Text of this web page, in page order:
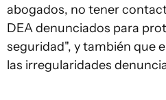
abogados, no tener
DEA denunciados para
seguridad", y también que
las irregularidades